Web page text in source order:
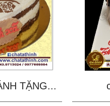
TẶNG...